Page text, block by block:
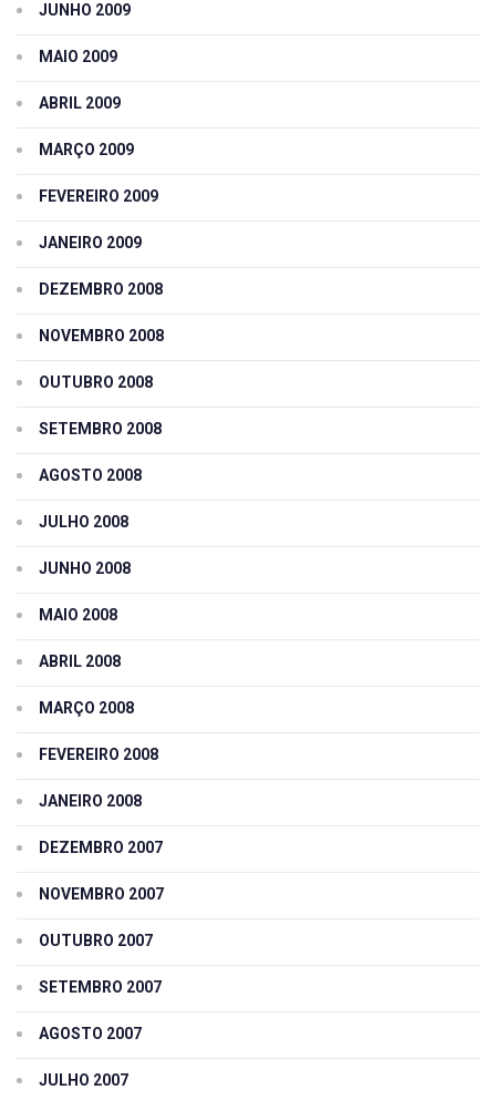
JUNHO 2009
MAIO 2009
ABRIL 2009
MARÇO 2009
FEVEREIRO 2009
JANEIRO 2009
DEZEMBRO 2008
NOVEMBRO 2008
OUTUBRO 2008
SETEMBRO 2008
AGOSTO 2008
JULHO 2008
JUNHO 2008
MAIO 2008
ABRIL 2008
MARÇO 2008
FEVEREIRO 2008
JANEIRO 2008
DEZEMBRO 2007
NOVEMBRO 2007
OUTUBRO 2007
SETEMBRO 2007
AGOSTO 2007
JULHO 2007